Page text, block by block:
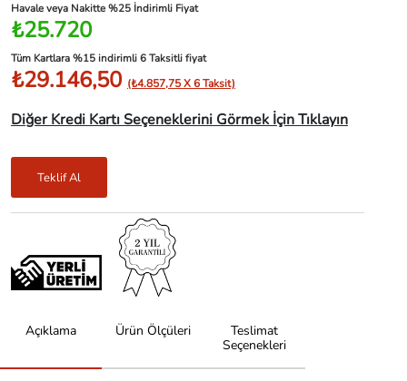
Havale veya Nakitte %25 İndirimli Fiyat
₺25.720
Tüm Kartlara %15 indirimli 6 Taksitli fiyat
₺29.146,50 (₺4.857,75 X 6 Taksit)
Diğer Kredi Kartı Seçeneklerini Görmek İçin Tıklayın
Teklif Al
Açıklama Ürün Ölçüleri
Teslimat
Seçenekleri